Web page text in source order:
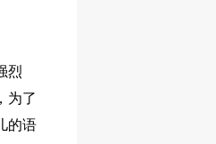
烈
为了
的语